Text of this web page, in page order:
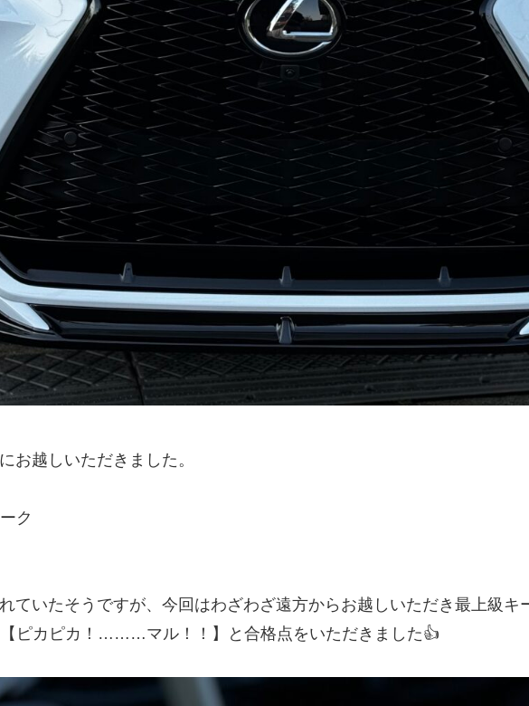
お越しいただきました。
ク
ていたそうですが、今回はわざわざ遠方からお越しいただき最上級キ
ピカピカ！………マル！！】と合格点をいただきました👍